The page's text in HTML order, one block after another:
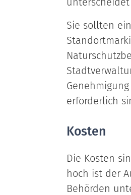
Sie sollten
erforderlich
Kosten
Die Kosten
hoch ist der
Behörden